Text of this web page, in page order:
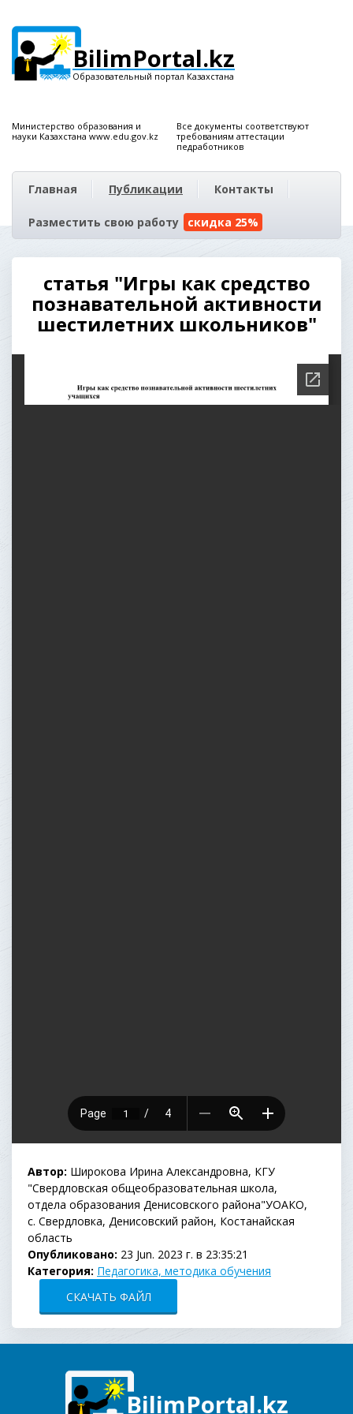
BilimPortal.kz
Образовательный портал Казахстана
Министерство образования и
науки Казахстана www.edu.gov.kz
Все документы соответствуют
требованиям аттестации
педработников
Главная Публикации Контакты
Разместить свою работу скидка 25%
статья "Игры как средство
познавательной активности
шестилетних школьников"
Автор: Широкова Ирина Александровна, КГУ
"Свердловская общеобразовательная школа,
отдела образования Денисовского района"УОАКО,
с. Свердловка, Денисовский район, Костанайская
область
Опубликовано: 23 Jun. 2023 г. в 23:35:21
Категория: Педагогика, методика обучения
СКАЧАТЬ ФАЙЛ
BilimPortal.kz